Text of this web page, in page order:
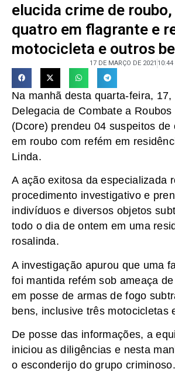
elucida crime de
quatro em flagrante e
motocicleta e outros
17 DE MARÇO DE 2021 10:44
Na manhã desta quarta-feira,
Delegacia de Combate a
(Dcore) prendeu 04 suspeitos de
em roubo com refém em
Linda.
A ação exitosa da especializada
procedimento investigativo e
indivíduos e diversos objetos
todo o dia de ontem em uma
rosalinda.
A investigação apurou que uma
foi mantida refém sob ameaça
em posse de armas de fogo
bens, inclusive três motocicletas
De posse das informações, a
iniciou as diligências e nesta
o esconderijo do grupo criminoso.